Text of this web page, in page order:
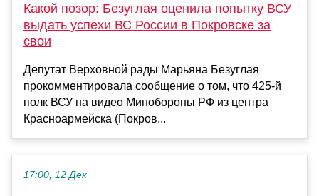
Какой позор: Безуглая оценила попытку ВСУ
выдать успехи ВС России в Покровске за
свои
Депутат Верховной рады Марьяна Безуглая
прокомментировала сообщение о том, что 425-й
полк ВСУ на видео Минобороны РФ из центра
Красноармейска (Покров...
17:00, 12 Дек